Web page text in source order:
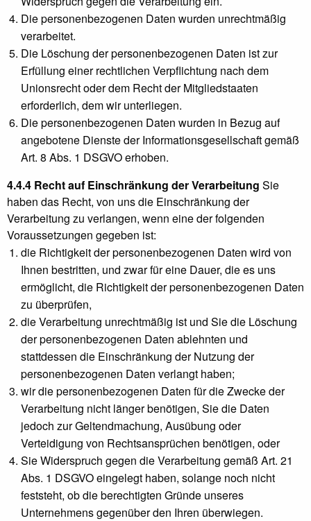
Die personenbezogenen Daten wurden unrechtmäßig
verarbeitet.
Die Löschung der personenbezogenen Daten ist zur
Erfüllung einer rechtlichen Verpflichtung nach dem
Unionsrecht oder dem Recht der Mitgliedstaaten
erforderlich, dem wir unterliegen.
Die personenbezogenen Daten wurden in Bezug auf
angebotene Dienste der Informationsgesellschaft gemäß
Art. 8 Abs. 1 DSGVO erhoben.
4.4.4 Recht auf Einschränkung der Verarbeitung Sie
haben das Recht, von uns die Einschränkung der
Verarbeitung zu verlangen, wenn eine der folgenden
Voraussetzungen gegeben ist:
die Richtigkeit der personenbezogenen Daten wird von
Ihnen bestritten, und zwar für eine Dauer, die es uns
ermöglicht, die Richtigkeit der personenbezogenen Daten
zu überprüfen,
die Verarbeitung unrechtmäßig ist und Sie die Löschung
der personenbezogenen Daten ablehnten und
stattdessen die Einschränkung der Nutzung der
personenbezogenen Daten verlangt haben;
wir die personenbezogenen Daten für die Zwecke der
Verarbeitung nicht länger benötigen, Sie die Daten
jedoch zur Geltendmachung, Ausübung oder
Verteidigung von Rechtsansprüchen benötigen, oder
Sie Widerspruch gegen die Verarbeitung gemäß Art. 21
Abs. 1 DSGVO eingelegt haben, solange noch nicht
feststeht, ob die berechtigten Gründe unseres
Unternehmens gegenüber den Ihren überwiegen.